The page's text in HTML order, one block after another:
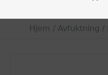
Hjem / Avfuktning /